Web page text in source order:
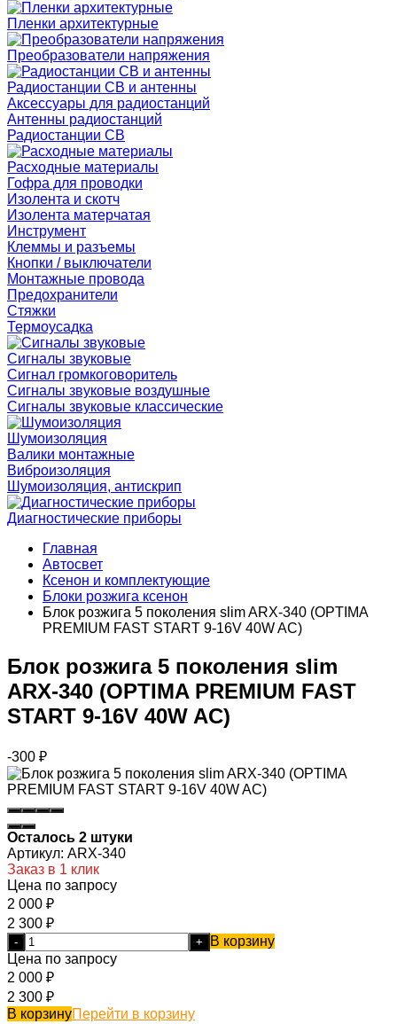
Пленки архитектурные
Преобразователи напряжения
Радиостанции CB и антенны
Аксессуары для радиостанций
Антенны радиостанций
Радиостанции CB
Расходные материалы
Гофра для проводки
Изолента и скотч
Изолента матерчатая
Инструмент
Клеммы и разъемы
Кнопки / выключатели
Монтажные провода
Предохранители
Стяжки
Термоусадка
Сигналы звуковые
Сигнал громкоговоритель
Сигналы звуковые воздушные
Сигналы звуковые классические
Шумоизоляция
Валики монтажные
Виброизоляция
Шумоизоляция, антискрип
Диагностические приборы
Главная
Автосвет
Ксенон и комплектующие
Блоки розжига ксенон
Блок розжига 5 поколения slim ARX-340 (OPTIMA
PREMIUM FAST START 9-16V 40W AC)
Блок розжига 5 поколения slim
ARX-340 (OPTIMA PREMIUM FAST
START 9-16V 40W AC)
-300 ₽
Осталось 2 штуки
Артикул: ARX-340
Заказ в 1 клик
Цена по запросу
2 000 ₽
2 300 ₽
- +
В корзину
Цена по запросу
2 000 ₽
2 300 ₽
В корзинуПерейти в корзину